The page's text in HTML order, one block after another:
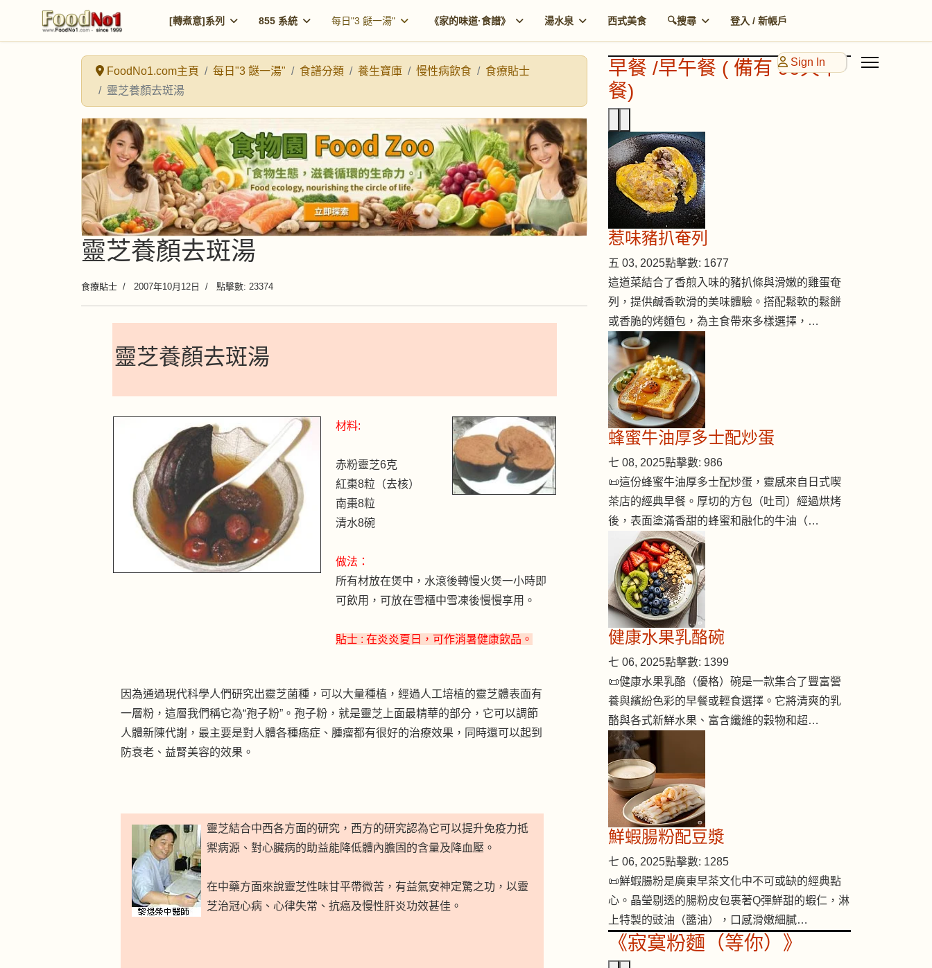
[轉煮意]系列 855 系統 每日"3 餸一湯" 《家的味道·食譜》 湯水泉 西式美食 🔍搜尋 登入 / 新帳戶
Sign In
FoodNo1.com主頁 每日"3 餸一湯" 食譜分類 養生寶庫 慢性病飲食
食療貼士
靈芝養顏去斑湯
靈芝養顏去斑湯
食療貼士 2007年10月12日 點擊數: 23374
靈芝養顏去斑湯
材料:
赤粉靈芝6克
紅棗8粒（去核）
南棗8粒
清水8碗
做法：
所有材放在煲中，水滾後轉慢火煲一小時即
可飲用，可放在雪櫃中雪凍後慢慢享用。
貼士 : 在炎炎夏日，可作消暑健康飲品。
因為通過現代科學人們研究出靈芝菌種，可以大量種植，經過人工培植的靈芝體表面有
一層粉，這層我們稱它為“孢子粉”。孢子粉，就是靈芝上面最精華的部分，它可以調節
人體新陳代謝，最主要是對人體各種癌症、腫瘤都有很好的治療效果，同時還可以起到
防衰老、益腎美容的效果。
靈芝結合中西各方面的研究，西方的研究認為它可以提升免疫力抵
禦病源、對心臟病的助益能降低體內膽固的含量及降血壓。
在中藥方面來說靈芝性味甘平帶微苦，有益氣安神定驚之功，以靈
芝治冠心病、心律失常、抗癌及慢性肝炎功效甚佳。
早餐 /早午餐 ( 備有 90天早
餐)
惹味豬扒奄列
五 03, 2025點擊數: 1677
這道菜結合了香煎入味的豬扒條與滑嫩的雞蛋奄
列，提供鹹香軟滑的美味體驗。搭配鬆軟的鬆餅
或香脆的烤麵包，為主食帶來多樣選擇，…
蜂蜜牛油厚多士配炒蛋
七 08, 2025點擊數: 986
📜這份蜂蜜牛油厚多士配炒蛋，靈感來自日式喫
茶店的經典早餐。厚切的方包（吐司）經過烘烤
後，表面塗滿香甜的蜂蜜和融化的牛油（…
健康水果乳酪碗
七 06, 2025點擊數: 1399
📜健康水果乳酪（優格）碗是一款集合了豐富營
養與繽紛色彩的早餐或輕食選擇。它將清爽的乳
酪與各式新鮮水果、富含纖維的穀物和超…
鮮蝦腸粉配豆漿
七 06, 2025點擊數: 1285
📜鮮蝦腸粉是廣東早茶文化中不可或缺的經典點
心。晶瑩剔透的腸粉皮包裹著Q彈鮮甜的蝦仁，淋
上特製的豉油（醬油），口感滑嫩細膩…
《寂寞粉麵（等你）》